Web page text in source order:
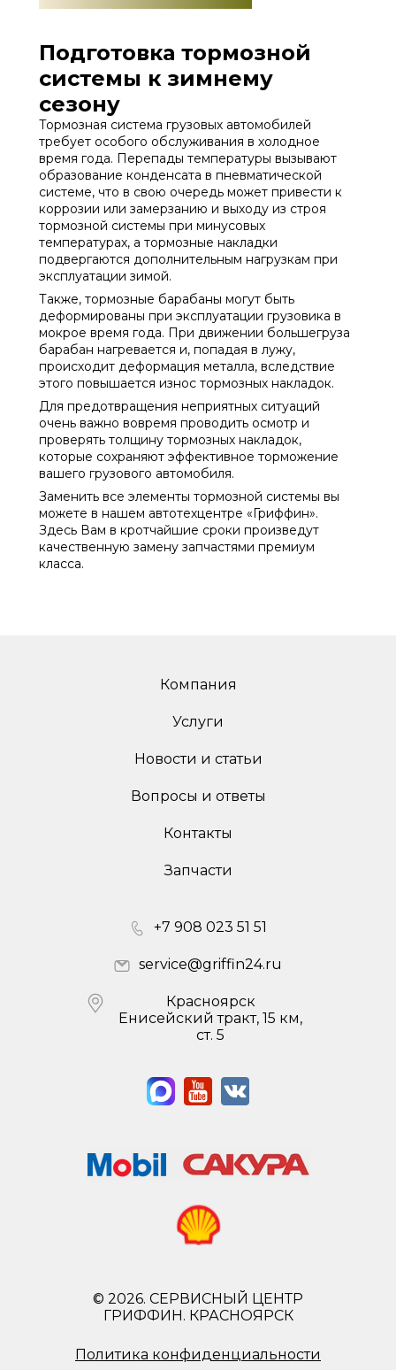
Подготовка тормозной
системы к зимнему
сезону
Тормозная система грузовых автомобилей
требует особого обслуживания в холодное
время года. Перепады температуры вызывают
образование конденсата в пневматической
системе, что в свою очередь может привести к
коррозии или замерзанию и выходу из строя
тормозной системы при минусовых
температурах, а тормозные накладки
подвергаются дополнительным нагрузкам при
эксплуатации зимой.
Также, тормозные барабаны могут быть
деформированы при эксплуатации грузовика в
мокрое время года. При движении большегруза
барабан нагревается и, попадая в лужу,
происходит деформация металла, вследствие
этого повышается износ тормозных накладок.
Для предотвращения неприятных ситуаций
очень важно вовремя проводить осмотр и
проверять толщину тормозных накладок,
которые сохраняют эффективное торможение
вашего грузового автомобиля.
Заменить все элементы тормозной системы вы
можете в нашем автотехцентре «Гриффин».
Здесь Вам в кротчайшие сроки произведут
качественную замену запчастями премиум
класса.
Компания
Услуги
Новости и статьи
Вопросы и ответы
Контакты
Запчасти
+7 908 023 51 51
service@griffin24.ru
Красноярск
Енисейский тракт, 15 км,
ст. 5
© 2026. СЕРВИСНЫЙ ЦЕНТР
ГРИФФИН. КРАСНОЯРСК
Политика конфиденциальности